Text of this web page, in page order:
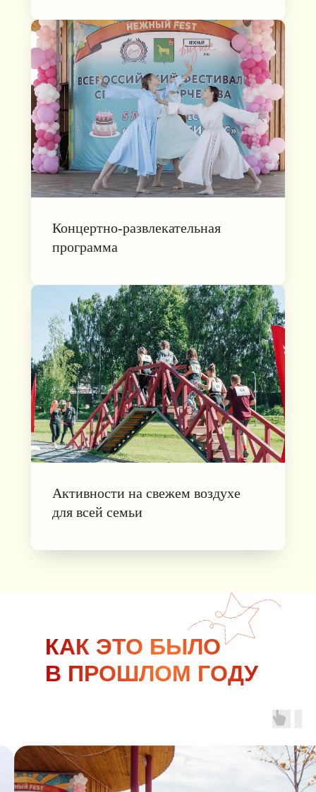
Концертно-развлекательная
программа
Активности на свежем воздухе
для всей семьи
КАК ЭТО БЫЛО
В ПРОШЛОМ ГОДУ